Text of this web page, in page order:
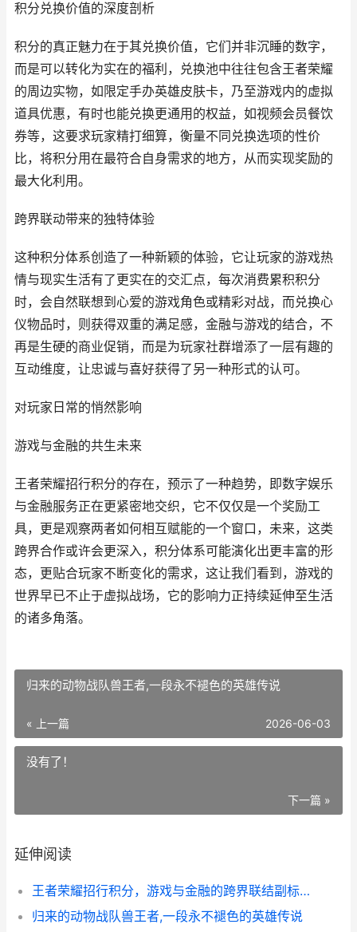
积分兑换价值的深度剖析
积分的真正魅力在于其兑换价值，它们并非沉睡的数字，
而是可以转化为实在的福利，兑换池中往往包含王者荣耀
的周边实物，如限定手办英雄皮肤卡，乃至游戏内的虚拟
道具优惠，有时也能兑换更通用的权益，如视频会员餐饮
券等，这要求玩家精打细算，衡量不同兑换选项的性价
比，将积分用在最符合自身需求的地方，从而实现奖励的
最大化利用。
跨界联动带来的独特体验
这种积分体系创造了一种新颖的体验，它让玩家的游戏热
情与现实生活有了更实在的交汇点，每次消费累积积分
时，会自然联想到心爱的游戏角色或精彩对战，而兑换心
仪物品时，则获得双重的满足感，金融与游戏的结合，不
再是生硬的商业促销，而是为玩家社群增添了一层有趣的
互动维度，让忠诚与喜好获得了另一种形式的认可。
对玩家日常的悄然影响
游戏与金融的共生未来
王者荣耀招行积分的存在，预示了一种趋势，即数字娱乐
与金融服务正在更紧密地交织，它不仅仅是一个奖励工
具，更是观察两者如何相互赋能的一个窗口，未来，这类
跨界合作或许会更深入，积分体系可能演化出更丰富的形
态，更贴合玩家不断变化的需求，这让我们看到，游戏的
世界早已不止于虚拟战场，它的影响力正持续延伸至生活
的诸多角落。
归来的动物战队兽王者,一段永不褪色的英雄传说
« 上一篇 2026-06-03
没有了！
下一篇 »
延伸阅读
王者荣耀招行积分，游戏与金融的跨界联结副标题
归来的动物战队兽王者,一段永不褪色的英雄传说